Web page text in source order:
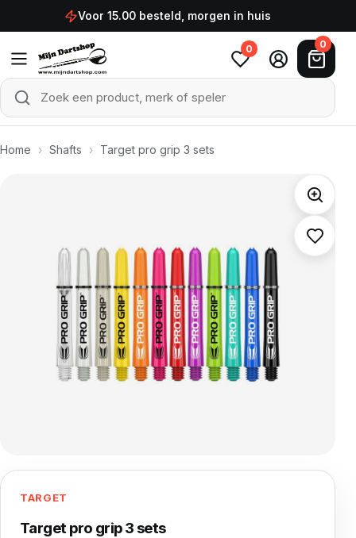
Ga naar de inhoudVoor 15.00 besteld, morgen in huis
Zoek een product, merk of speler
Zoeken
0 0
Home › Shafts › Target pro grip 3 sets
TARGET
Target pro grip 3 sets